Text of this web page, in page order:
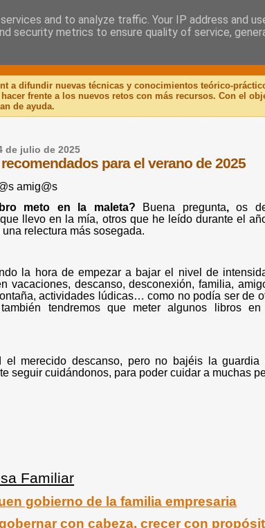
a difundir nuevas técnicas y conocimientos teórico-
frente a los nuevos retos con más recursos. Con el
de ayuda.
de julio de 2025
para el verano de 2025
amig@s
meto en la maleta? Buena pregunta,os
llevo en la mía, otros que he leído durante el
una relectura más sosegada.
la hora de empezar a bajar el nivel de
vacaciones, descanso, desconexión, familia,
actividades lúdicas… como no podía ser de
también tendremos que meter algunos libros
el merecido descanso, pero no bajéis la guardia
seguir cuidándonos, para poder cuidar a muchas
Familiar
gobierno de la familia empresaria
con cabeza, crecer con
and to analyze traffic. Your IP address and
security metrics to ensure quality of service,